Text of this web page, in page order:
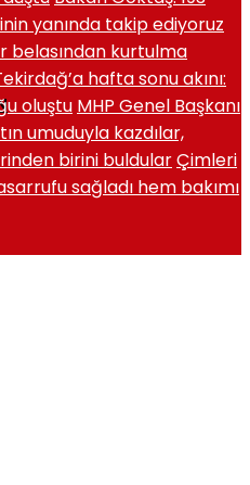
yanında takip ediyoruz
belasından kurtulma
hafta sonu akını:
oluştu MHP Genel Başkanı
umuduyla kazdılar,
birini buldularÇimleri
sağladı hem bakımı